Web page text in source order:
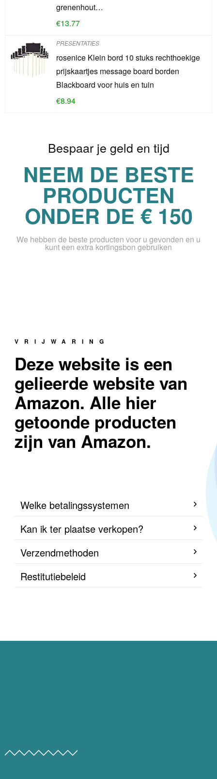
grenenhout…
€13.77
PRESENTATIES
rosenice Klein bord 10 stuks rechthoekige
prijskaartjes message board borden
Blackboard voor huis en tuin
€8.94
Bespaar je geld en tijd
NEEM DE BESTE
PRODUCTEN
ONDER DE € 150
We hebben de beste producten voor u gevonden en u
kunt een extra kortingsbon gebruiken
VRIJWARING
Deze website is een
gelieerde website van
Amazon. Alle hier
getoonde producten
zijn van Amazon.
Welke betalingssystemen
Kan ik ter plaatse verkopen?
Verzendmethoden
Restitutiebeleid